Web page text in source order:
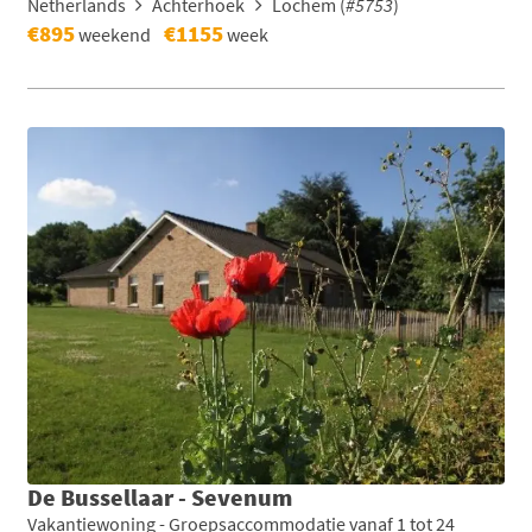
€895weekend €1155week
De Bussellaar - Sevenum
Vakantiewoning - Groepsaccommodatie vanaf 1 tot 24